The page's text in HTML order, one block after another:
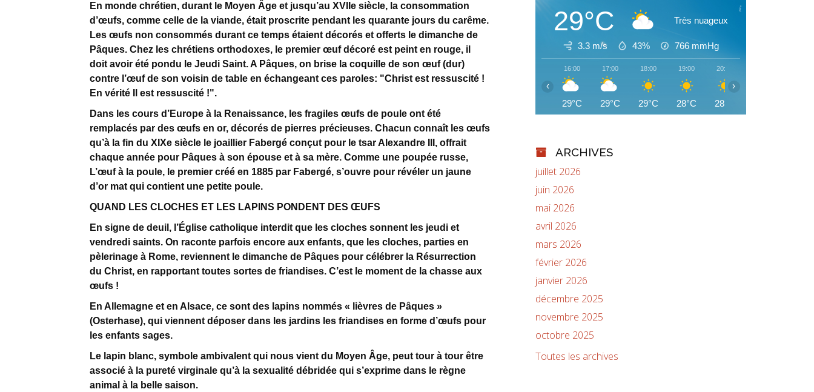
En monde chrétien, durant le Moyen Âge et jusqu’au XVIIe siècle, la consommation
d’œufs, comme celle de la viande, était proscrite pendant les quarante jours du carême.
Les œufs non consommés durant ce temps étaient décorés et offerts le dimanche de
Pâques. Chez les chrétiens orthodoxes, le premier œuf décoré est peint en rouge, il
doit avoir été pondu le Jeudi Saint. A Pâques, on brise la coquille de son œuf (dur)
contre l’œuf de son voisin de table en échangeant ces paroles: "Christ est ressuscité !
En vérité Il est ressuscité !".
Dans les cours d’Europe à la Renaissance, les fragiles œufs de poule ont été
remplacés par des œufs en or, décorés de pierres précieuses. Chacun connaît les œufs
qu’à la fin du XIXe siècle le joaillier Fabergé conçut pour le tsar Alexandre III, offrait
chaque année pour Pâques à son épouse et à sa mère. Comme une poupée russe,
L’œuf à la poule, le premier créé en 1885 par Fabergé, s’ouvre pour révéler un jaune
d’or mat qui contient une petite poule.
QUAND LES CLOCHES ET LES LAPINS PONDENT DES ŒUFS
En signe de deuil, l’Église catholique interdit que les cloches sonnent les jeudi et
vendredi saints. On raconte parfois encore aux enfants, que les cloches, parties en
pèlerinage à Rome, reviennent le dimanche de Pâques pour célébrer la Résurrection
du Christ, en rapportant toutes sortes de friandises. C’est le moment de la chasse aux
œufs !
En Allemagne et en Alsace, ce sont des lapins nommés « lièvres de Pâques »
(Osterhase), qui viennent déposer dans les jardins les friandises en forme d’œufs pour
les enfants sages.
Le lapin blanc, symbole ambivalent qui nous vient du Moyen Âge, peut tour à tour être
associé à la pureté virginale qu’à la sexualité débridée qui s’exprime dans le règne
animal à la belle saison.
29°C Très nuageux
3.3 m/s 43% 766 mmHg
16:00
29°C
17:00
29°C
18:00
29°C
19:00
28°C
20:00
28°C
‹ ›
ARCHIVES
juillet 2026
juin 2026
mai 2026
avril 2026
mars 2026
février 2026
janvier 2026
décembre 2025
novembre 2025
octobre 2025
Toutes les archives